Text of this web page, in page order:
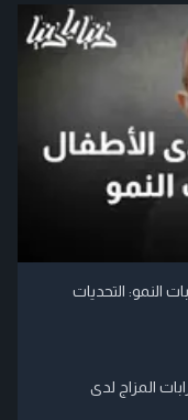
النمو: التحديات
المزاج لدى